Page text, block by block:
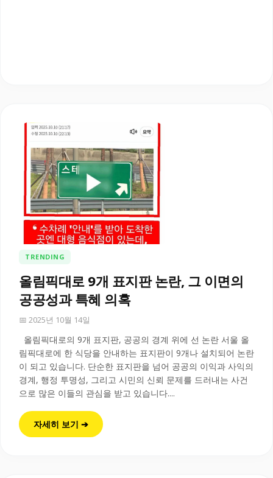
TRENDING
올림픽대로 9개 표지판 논란, 그 이면의
공공성과 특혜 의혹
📅 2025년 10월 14일
올림픽대로의 9개 표지판, 공공의 경계 위에 선 논란 서울 올
림픽대로에 한 식당을 안내하는 표지판이 9개나 설치되어 논란
이 되고 있습니다. 단순한 표지판을 넘어 공공의 이익과 사익의
경계, 행정 투명성, 그리고 시민의 신뢰 문제를 드러내는 사건
으로 많은 이들의 관심을 받고 있습니다....
자세히 보기 ➔